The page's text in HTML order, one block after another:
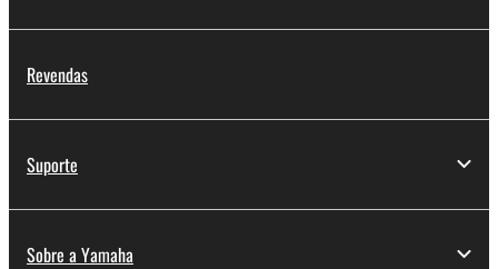
Revendas
Suporte
Sobre a Yamaha